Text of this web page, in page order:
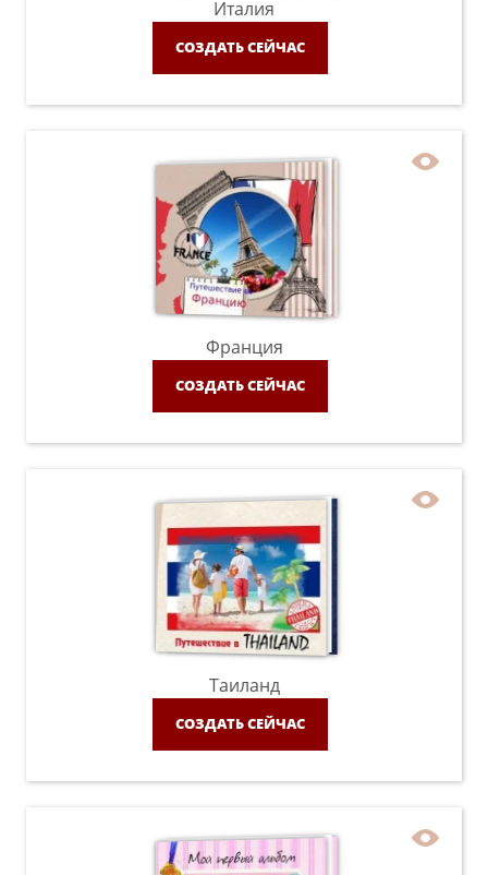
Италия
СОЗДАТЬ СЕЙЧАС
Франция
СОЗДАТЬ СЕЙЧАС
Таиланд
СОЗДАТЬ СЕЙЧАС